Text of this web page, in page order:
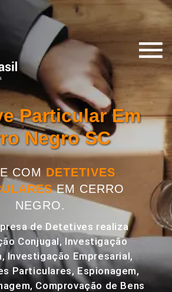
Particular Em
Negro SC
COM DETETIVES
EM CERRO
NEGRO.
de Detetives realiza
Conjugal, Investigação
Investigação Empresarial,
Particulares, Espionagem,
Comprovação de Bens